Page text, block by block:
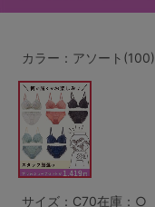
E65 E70
F65 F70 F75
G65 G70
H70 H75
SS
す
～999円
2,000～2,999円
カラー：アソート(100)
サイズ：C70在庫：○